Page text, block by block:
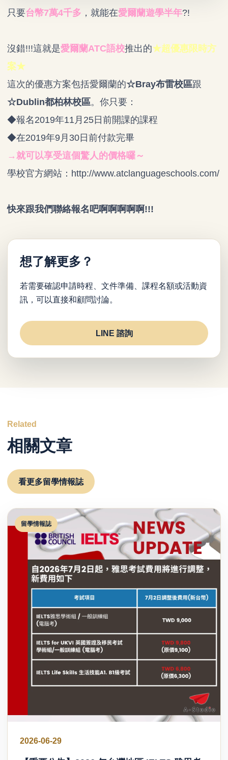
只要台幣7萬4千多 ，就能在愛爾蘭遊學半年?!
沒錯!!!這就是愛爾蘭ATC語校推出的★超優惠限時方
案★
這次的優惠方案包括愛爾蘭的☆Bray布雷校區跟
☆Dublin都柏林校區。你只要：
◆報名2019年11月25日前開課的課程
◆在2019年9月30日前付款完畢
→就可以享受這個驚人的價格囉～
學校官方網站： http://www.atclanguageschools.com/
快來跟我們聯絡報名吧啊啊啊啊啊!!!
想了解更多？
若需要確認申請時程、文件準備、課程名額或活動資
訊，可以直接和顧問討論。
LINE 諮詢
Related
相關文章
看更多留學情報誌
留學情報誌
2026-06-29